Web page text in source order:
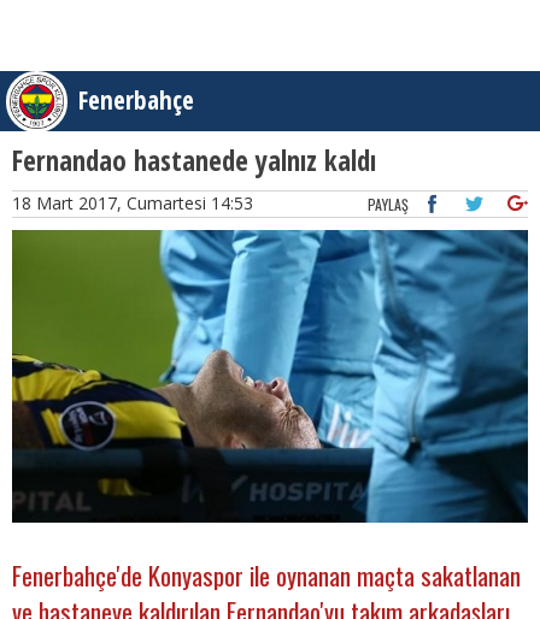
Fenerbahçe
Fernandao hastanede yalnız kaldı
18 Mart 2017, Cumartesi 14:53 PAYLAŞ
Fenerbahçe'de Konyaspor ile oynanan maçta sakatlanan
ve hastaneye kaldırılan Fernandao'yu takım arkadaşları